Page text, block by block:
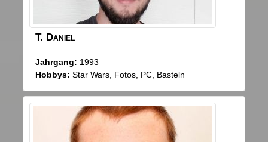
T. Daniel
Jahrgang: 1993
Hobbys: Star Wars, Fotos, PC, Basteln